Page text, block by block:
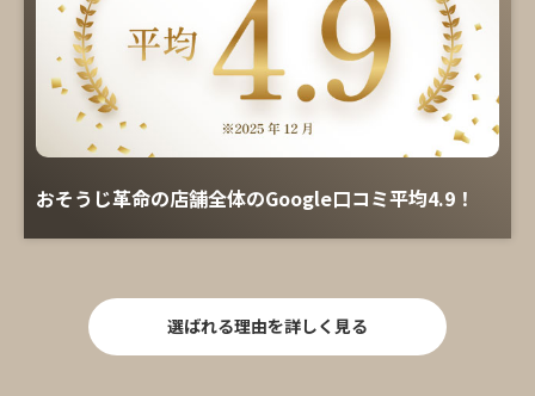
おそうじ革命の店舗全体のGoogle口コミ平均4.9！
選ばれる理由を詳しく見る